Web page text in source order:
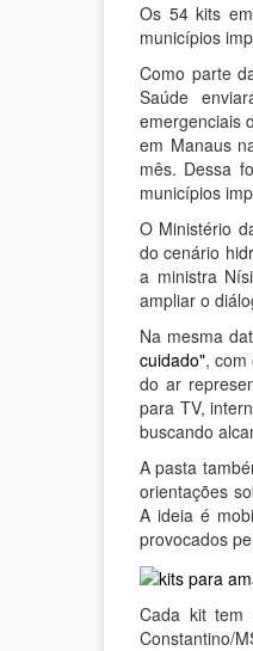
Os 54 kits
municípios
Como parte
Saúde
emergenciais
em Manaus
mês. Dessa
municípios
O Ministério
do cenário
a ministra
ampliar o
Na mesma
cuidado", com
do ar
para TV,
buscando
A pasta
orientações
A ideia é
provocados
Cada kit tem
Constantino/